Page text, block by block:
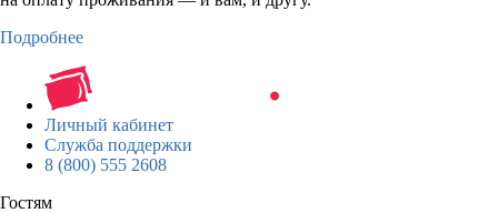
Подробнее
Личный кабинет
Служба поддержки
8 (800) 555 2608
Гостям